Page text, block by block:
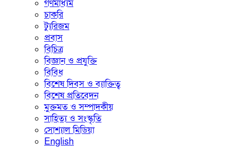
গণমাধ্যম
চাকরি
ট্যুরিজম
প্রবাস
বিচিত্র
বিজ্ঞান ও প্রযুক্তি
বিবিধ
বিশেষ দিবস ও ব্যাক্তিত্ব
বিশেষ প্রতিবেদন
মুক্তমত ও সম্পাদকীয়
সাহিত্য ও সংস্কৃতি
সোশ্যাল মিডিয়া
English